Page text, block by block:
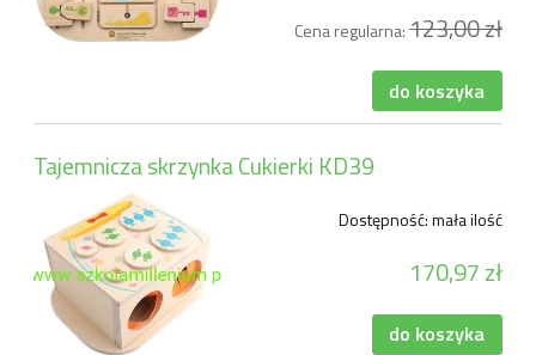
Cena regularna:123,00 zł
do koszyka
Tajemnicza skrzynka Cukierki KD39
Dostępność:mała ilość
170,97 zł
do koszyka